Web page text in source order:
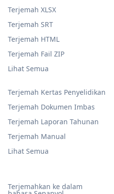
Terjemah Kertas Penyelidikan
Terjemah Dokumen Imbas
Terjemah Laporan Tahunan
Terjemah Manual
Lihat Semua
Terjemahkan ke dalam
Terjemah XLSX
Terjemah SRT
Terjemah HTML
Terjemah Fail ZIP
Lihat Semua